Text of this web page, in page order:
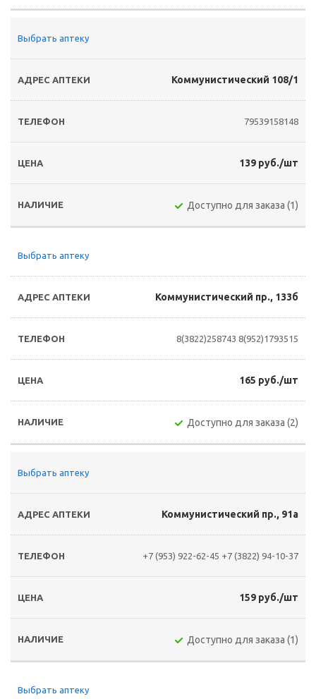
Выбрать аптеку
Коммунистический 108/1
79539158148
139 руб./шт
Доступно для заказа (1)
Выбрать аптеку
Коммунистический пр., 133б
8(3822)258743 8(952)1793515
165 руб./шт
Доступно для заказа (2)
Выбрать аптеку
Коммунистический пр., 91а
+7 (953) 922-62-45 +7 (3822) 94-10-37
159 руб./шт
Доступно для заказа (1)
Выбрать аптеку